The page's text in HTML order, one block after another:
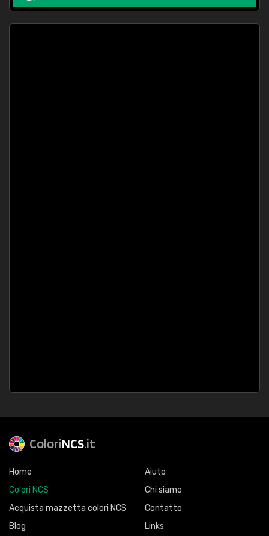
ColoriNCS.it
Home
Colori NCS
Acquista mazzetta colori NCS
Blog
Aiuto
Chi siamo
Contatto
Links